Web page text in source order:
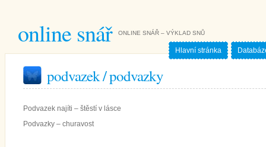
online snář ONLINE SNÁŘ – VÝKLAD SNŮ
Hlavní stránka
podvazek / podvazky
Podvazek najíti – štěstí v lásce
Podvazky – churavost